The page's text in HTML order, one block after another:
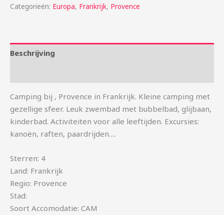
Categorieën: Europa, Frankrijk, Provence
Beschrijving
Camping bij , Provence in Frankrijk. Kleine camping met
gezellige sfeer. Leuk zwembad met bubbelbad, glijbaan,
kinderbad. Activiteiten voor alle leeftijden. Excursies:
kanoën, raften, paardrijden….
Sterren: 4
Land: Frankrijk
Regio: Provence
Stad:
Soort Accomodatie: CAM